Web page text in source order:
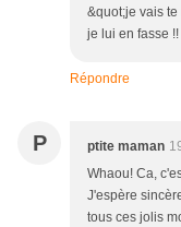
&quot;je vais
je lui en fasse
Répondre
P ptite maman
Whaou! Ca,
J'espère
tous ces jolis